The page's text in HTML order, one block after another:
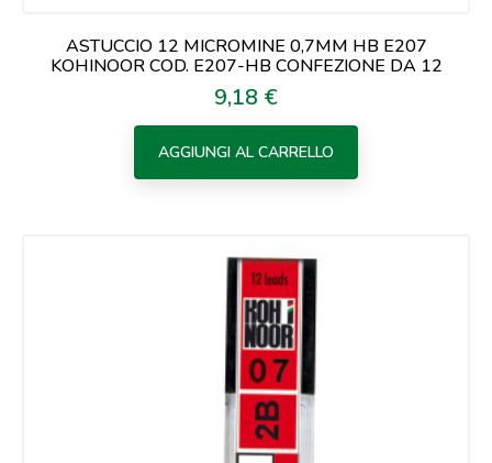
ASTUCCIO 12 MICROMINE 0,7MM HB E207
KOHINOOR COD. E207-HB CONFEZIONE DA 12
Prezzo
9,18 €
AGGIUNGI AL CARRELLO